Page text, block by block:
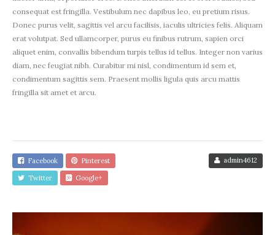
consequat est fringilla. Vestibulum nec dapibus leo, eu pretium risus.
Donec purus velit, sagittis vel arcu facilisis, iaculis ultricies felis. Aliquam
erat volutpat. Sed ullamcorper, purus eu finibus rutrum, sapien orci
aliquet enim, convallis bibendum turpis tellus id tellus. Integer non varius
diam, nec feugiat nibh. Curabitur mi nisl, condimentum id sem et,
condimentum sagittis sem. Praesent mollis ligula quis arcu mattis
fringilla sit amet et arcu.
Facebook
Pinterest
Twitter
Google+
admin4612